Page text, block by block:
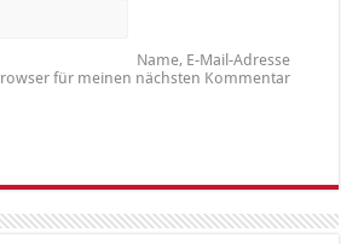
Name, E-Mail-Adresse
für meinen nächsten Kommentar